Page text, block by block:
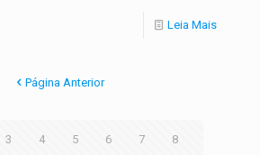
Leia Mais
Página Anterior
3 4 5 6 7 8